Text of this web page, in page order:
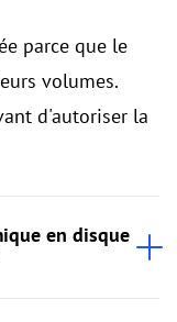
parce que le
volumes.
d'autoriser la
en disque